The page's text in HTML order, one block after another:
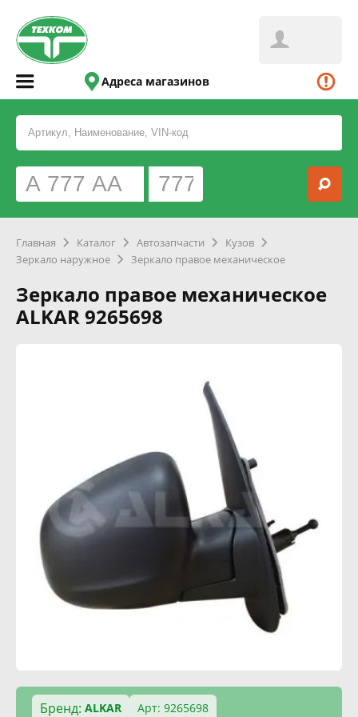
Адреса магазинов
Главная Каталог Автозапчасти
Кузов
Зеркало наружное
Зеркало правое механическое
Зеркало правое механическое
ALKAR 9265698
Бренд: ALKAR
Арт: 9265698